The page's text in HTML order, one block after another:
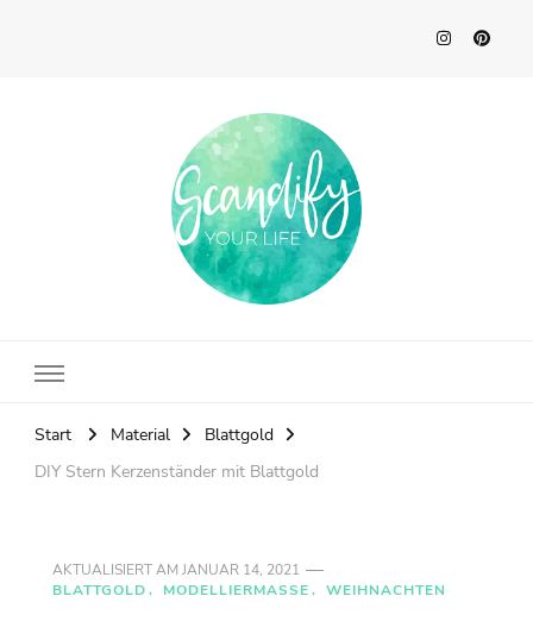
Start Material
Blattgold
DIY Stern Kerzenständer mit Blattgold
AKTUALISIERT AM JANUAR 14, 2021
BLATTGOLD
MODELLIERMASSE WEIHNACHTEN